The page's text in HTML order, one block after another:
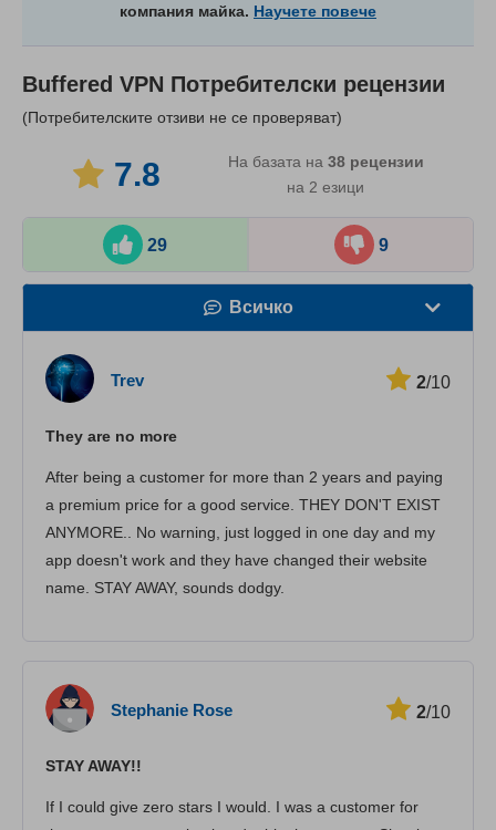
компания майка. Научете повече
Buffered VPN Потребителски рецензии
(Потребителските отзиви не се проверяват)
7.8 На базата на 38рецензии
на 2 езици
29 9
Всичко
Потребителска поддръжка
Trev 2/10
They are no more
After being a customer for more than 2 years and paying
a premium price for a good service. THEY DON'T EXIST
ANYMORE.. No warning, just logged in one day and my
app doesn't work and they have changed their website
name. STAY AWAY, sounds dodgy.
Stephanie Rose 2/10
STAY AWAY!!
If I could give zero stars I would. I was a customer for